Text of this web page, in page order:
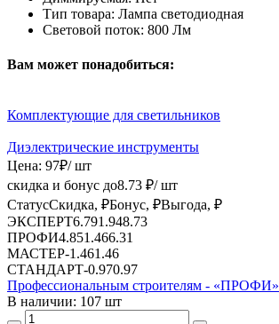
Тип товара: Лампа светодиодная
Световой поток: 800 Лм
Вам может понадобиться:
Комплектующие для светильников
Диэлектрические инструменты
Цена: 97₽/ шт
скидка и бонус до8.73 ₽/ шт
СтатусСкидка, ₽Бонус, ₽Выгода, ₽
ЭКСПЕРТ6.791.948.73
ПРОФИ4.851.466.31
МАСТЕР-1.461.46
СТАНДАРТ-0.970.97
Профессиональным строителям - «ПРОФИ»
В наличии: 107 шт